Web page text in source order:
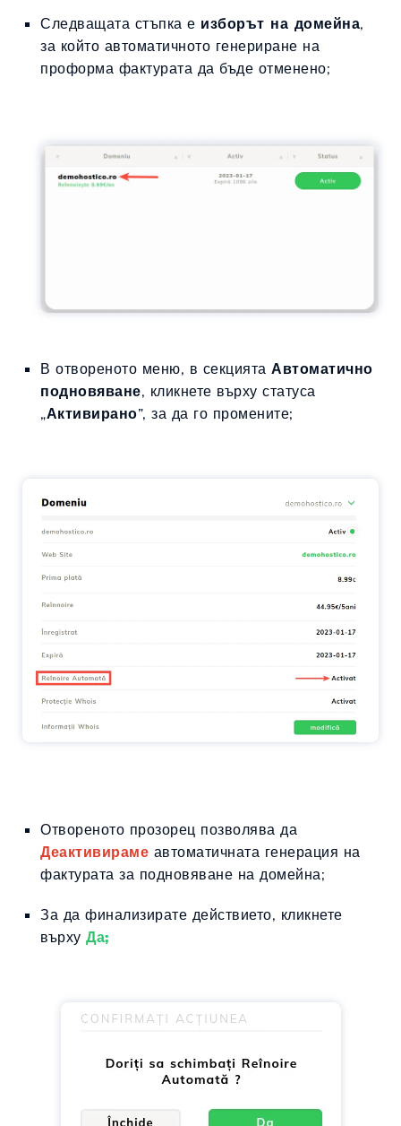
Следващата стъпка е изборът на домейна,
за който автоматичното генериране на
проформа фактурата да бъде отменено;
В отвореното меню, в секцията Автоматично
подновяване, кликнете върху статуса
„Активирано”, за да го промените;
Отвореното прозорец позволява да
Деактивираме автоматичната генерация на
фактурата за подновяване на домейна;
За да финализирате действието, кликнете
върху Да;